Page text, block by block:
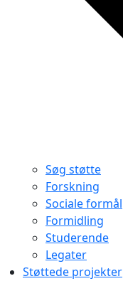
Søg støtte
Forskning
Sociale formål
Formidling
Studerende
Legater
Støttede projekter